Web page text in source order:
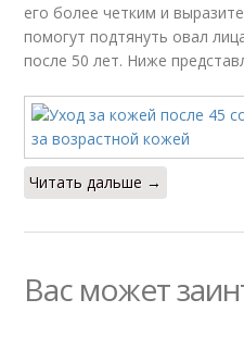
его более четким и
помогут подтянуть овал
после 50 лет. Ниже
Читать дальше →
Вас может